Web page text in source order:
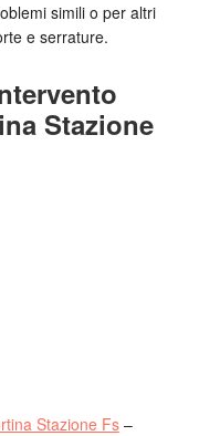
simili o per altri
e serrature.
Stazione
Stazione Fs–